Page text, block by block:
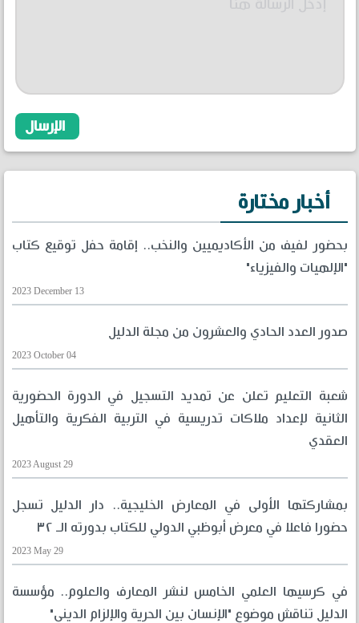
أخبار مختارة
بحضور لفيف من الأكاديميين والنخب.. إقامة حفل توقيع كتاب
"الإلهيات والفيزياء"
2023 December 13
صدور العدد الحادي والعشرون من مجلة الدليل
2023 October 04
شعبة التعليم تعلن عن تمديد التسجيل في الدورة الحضورية
الثانية لإعداد ملاكات تدريسية في التربية الفكرية والتأهيل
العقدي
2023 August 29
بمشاركتها الأولى في المعارض الخليجية.. دار الدليل تسجل
حضورا فاعلا في معرض أبوظبي الدولي للكتاب بدورته الـ ٣٢
2023 May 29
في كرسيها العلمي الخامس لنشر المعارف والعلوم.. مؤسسة
الدليل تناقش موضوع "الإنسان بين الحرية والإلزام الديني"